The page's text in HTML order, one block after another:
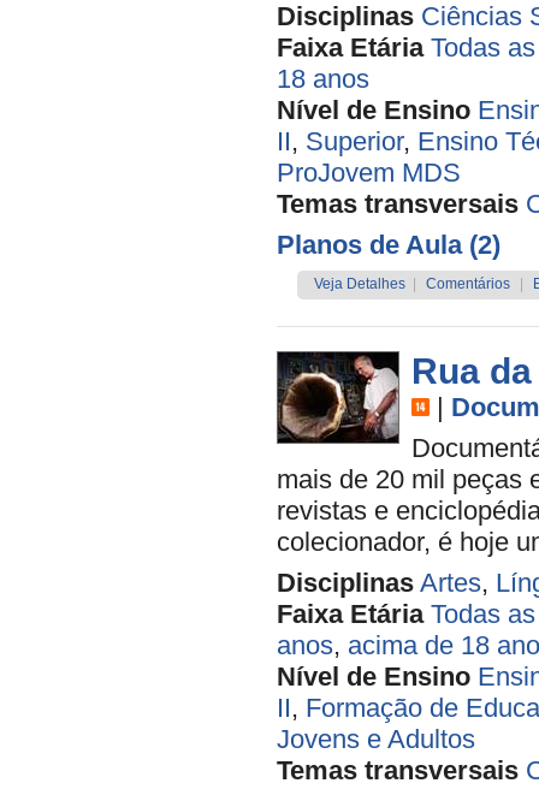
Disciplinas Ciências
Faixa Etária Todas
18 anos
Nível de Ensino
II, Superior, Ensino
ProJovem MDS
Temas transversais
Planos de Aula (2)
Veja Detalhes Comentários
Rua
|
mais de 20 mil peças
revistas e
colecionador, é hoje
Disciplinas Artes,
Faixa Etária Todas
anos, acima de 18
Nível de Ensino
II, Formação de
Jovens e Adultos
Temas transversais